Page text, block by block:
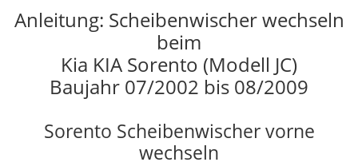
Anleitung: Scheibenwischer wechseln
beim
Kia KIA Sorento (Modell JC)
Baujahr 07/2002 bis 08/2009
Sorento Scheibenwischer vorne
wechseln